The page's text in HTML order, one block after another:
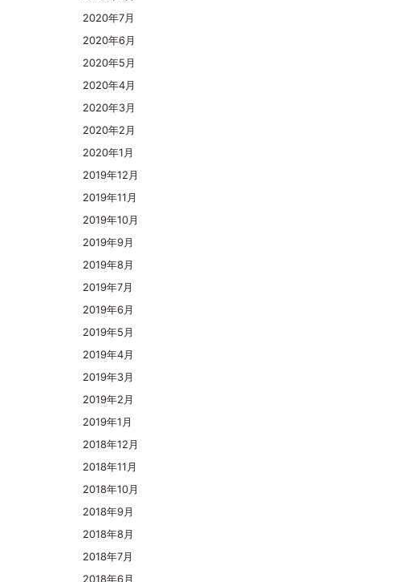
2020年7月
2020年6月
2020年5月
2020年4月
2020年3月
2020年2月
2020年1月
2019年12月
2019年11月
2019年10月
2019年9月
2019年8月
2019年7月
2019年6月
2019年5月
2019年4月
2019年3月
2019年2月
2019年1月
2018年12月
2018年11月
2018年10月
2018年9月
2018年8月
2018年7月
2018年6月